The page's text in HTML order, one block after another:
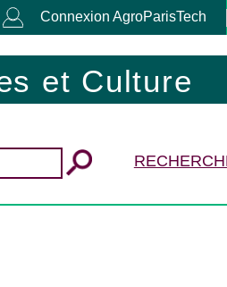
Connexion AgroParisTech
et Culture